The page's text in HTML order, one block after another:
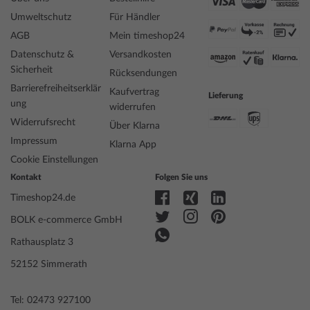
Armband mit schwarzem Goldbären silber
Marke
Thomas Sabo
Artikelnummer
mid-43367
4051245611199
Hersteller Artikel-Nr.
A2204-017-11-L17
Hersteller Modellserie
Bead Armband mit schwarzem Goldbären
silber
Geschlecht
Damen
Lieferumfang
Garantiegebers finden Sie bei Lieferung der
Ware in der Produktdokumentation.
Sterling Silber 925
Farbe
Länge [cm]
Sicherheits- und Produktressourcen »
Umweltschutz
AGB
Datenschutz &
Sicherheit
Barrierefreiheitserklär
ung
Widerrufsrecht
Impressum
Cookie Einstellungen
Für Händler
Mein timeshop24
Versandkosten
Rücksendungen
Kaufvertrag
widerrufen
Über Klarna
Klarna App
Lieferung
Kontakt
Timeshop24.de
BOLK e-commerce GmbH
Rathausplatz 3
52152 Simmerath
Tel: 02473 927100
Folgen Sie uns